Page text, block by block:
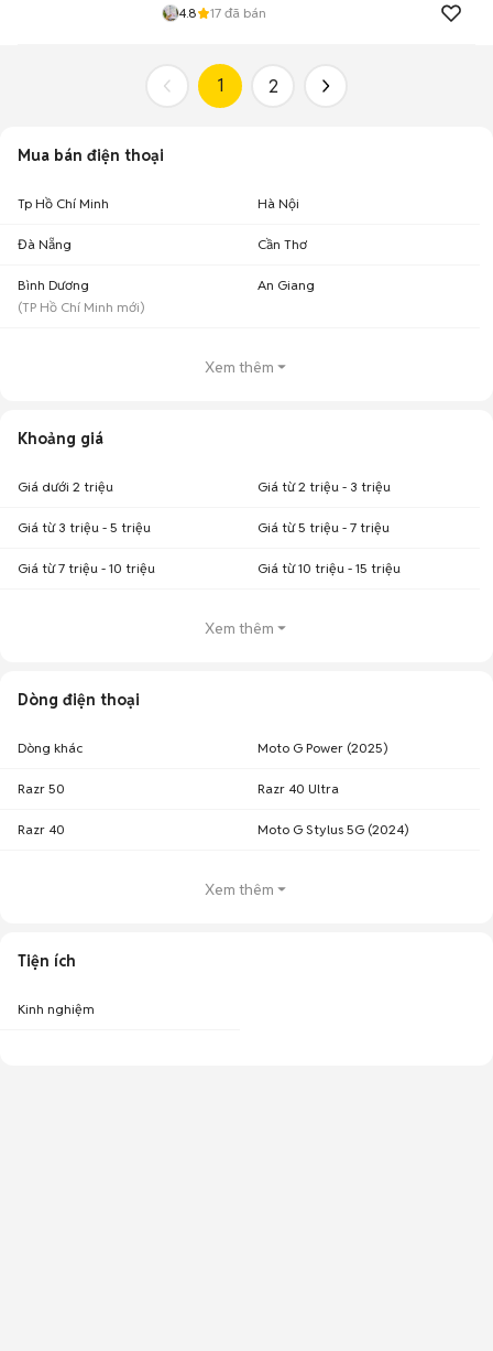
4.8 17 đã bán
1 2
Mua bán điện thoại
Tp Hồ Chí Minh Hà Nội
Đà Nẵng Cần Thơ
Bình Dương
(TP Hồ Chí Minh mới)
An Giang
Xem thêm
Khoảng giá
Giá dưới 2 triệu Giá từ 2 triệu - 3 triệu
Giá từ 3 triệu - 5 triệu Giá từ 5 triệu - 7 triệu
Giá từ 7 triệu - 10 triệu Giá từ 10 triệu - 15 triệu
Xem thêm
Dòng điện thoại
Dòng khác Moto G Power (2025)
Razr 50 Razr 40 Ultra
Razr 40 Moto G Stylus 5G (2024)
Xem thêm
Tiện ích
Kinh nghiệm